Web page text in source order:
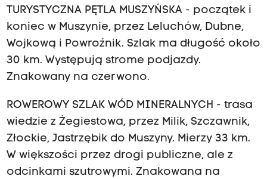
TURYSTYCZNA PĘTLA MUSZYŃSKA - początek i
koniec w Muszynie, przez Leluchów, Dubne,
Wojkową i Powroźnik. Szlak ma długość około
30 km. Występują strome podjazdy.
Znakowany na czerwono.
ROWEROWY SZLAK WÓD MINERALNYCH - trasa
wiedzie z Żegiestowa, przez Milik, Szczawnik,
Złockie, Jastrzębik do Muszyny. Mierzy 33 km.
W większości przez drogi publiczne, ale z
odcinkami szutrowymi. Znakowana na